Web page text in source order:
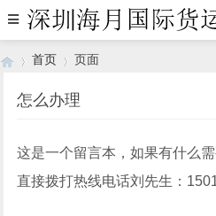
首页 页面
怎么办理
这是一个留言本，如果有什么
直接拨打热线电话刘先生：